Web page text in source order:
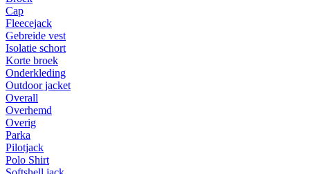
Cap
Fleecejack
Gebreide vest
Isolatie schort
Korte broek
Onderkleding
Outdoor jacket
Overall
Overhemd
Overig
Parka
Pilotjack
Polo Shirt